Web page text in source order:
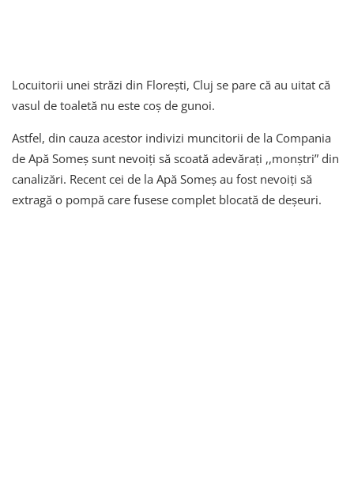
Locuitorii unei străzi din Florești, Cluj se pare că au uitat că
vasul de toaletă nu este coș de gunoi.
Astfel, din cauza acestor indivizi muncitorii de la Compania
de Apă Someș sunt nevoiți să scoată adevărați ,,monștri” din
canalizări. Recent cei de la Apă Someș au fost nevoiți să
extragă o pompă care fusese complet blocată de deșeuri.